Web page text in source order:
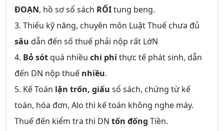
ĐOẠN, hồ sơ sổ sách RỐItung beng.
3. Thiếu kỹ năng, chuyên môn Luật Thuế chưa đủ
sâu dẫn đến số thuế phải nộp rất LớN
4. Bỏ sótquá nhiều chi phíthực tế phát sinh, dẫn
đến DN nộp thuế nhiều.
5. Kế Toán lặn trốn, giấu sổ sách, chứng từ kế
toán, hóa đơn, Alo thì kế toán không nghe máy.
Thuế đến kiểm tra thì DN tốn đống Tiền.